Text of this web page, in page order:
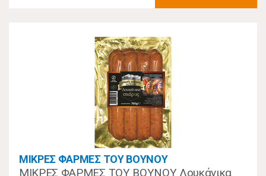
ΜΙΚΡΕΣ ΦΑΡΜΕΣ ΤΟΥ ΒΟΥΝΟΥ
ΜΙΚΡΕΣ ΦΑΡΜΕΣ ΤΟΥ ΒΟΥΝΟΥ Λουκάνικα